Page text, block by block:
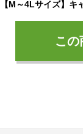
こ